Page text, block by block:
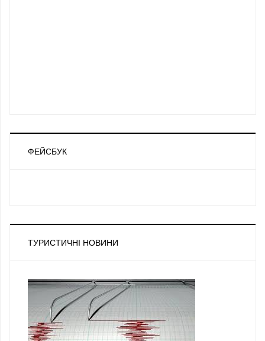
ФЕЙСБУК
ТУРИСТИЧНІ НОВИНИ